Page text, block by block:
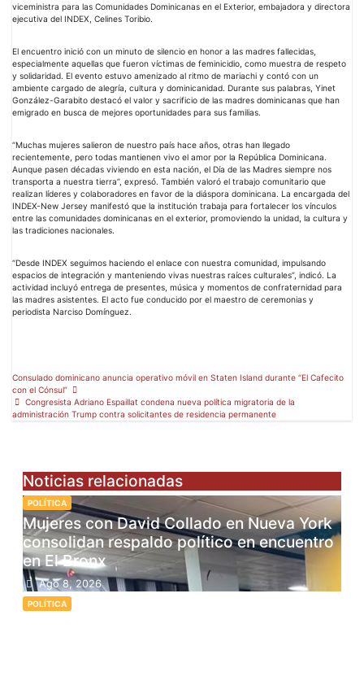
viceministra para las Comunidades Dominicanas en el Exterior, embajadora y directora
ejecutiva del INDEX, Celines Toribio.
El encuentro inició con un minuto de silencio en honor a las madres fallecidas,
especialmente aquellas que fueron víctimas de feminicidio, como muestra de respeto
y solidaridad. El evento estuvo amenizado al ritmo de mariachi y contó con un
ambiente cargado de alegría, cultura y dominicanidad. Durante sus palabras, Yinet
González-Garabito destacó el valor y sacrificio de las madres dominicanas que han
emigrado en busca de mejores oportunidades para sus familias.
“Muchas mujeres salieron de nuestro país hace años, otras han llegado
recientemente, pero todas mantienen vivo el amor por la República Dominicana.
Aunque pasen décadas viviendo en esta nación, el Día de las Madres siempre nos
transporta a nuestra tierra”, expresó. También valoró el trabajo comunitario que
realizan líderes y colaboradores en favor de la diáspora dominicana. La encargada del
INDEX-New Jersey manifestó que la institución trabaja para fortalecer los vínculos
entre las comunidades dominicanas en el exterior, promoviendo la unidad, la cultura y
las tradiciones nacionales.
“Desde INDEX seguimos haciendo el enlace con nuestra comunidad, impulsando
espacios de integración y manteniendo vivas nuestras raíces culturales”, indicó. La
actividad incluyó entrega de presentes, música y momentos de confraternidad para
las madres asistentes. El acto fue conducido por el maestro de ceremonias y
periodista Narciso Domínguez.
Consulado dominicano anuncia operativo móvil en Staten Island durante “El Cafecito
con el Cónsul”
Congresista Adriano Espaillat condena nueva política migratoria de la
administración Trump contra solicitantes de residencia permanente
Noticias relacionadas
POLÍTICA
Mujeres con David Collado en Nueva York
consolidan respaldo político en encuentro
en El Bronx
Ago 8, 2026
POLÍTICA